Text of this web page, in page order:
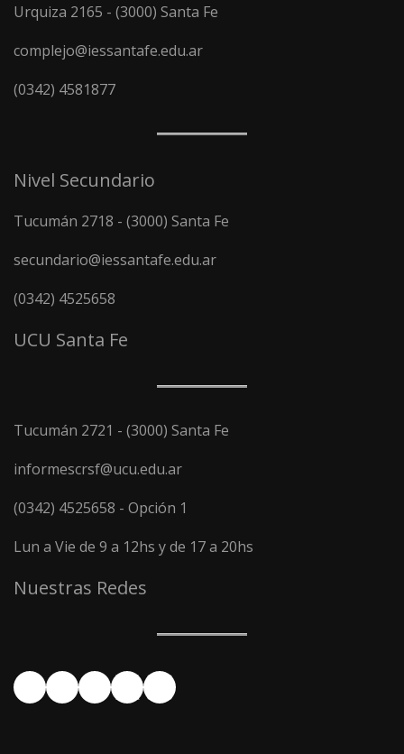
Urquiza 2165 - (3000) Santa Fe
complejo@iessantafe.edu.ar
(0342) 4581877
Nivel Secundario
Tucumán 2718 - (3000) Santa Fe
secundario@iessantafe.edu.ar
(0342) 4525658
UCU Santa Fe
Tucumán 2721 - (3000) Santa Fe
informescrsf@ucu.edu.ar
(0342) 4525658 - Opción 1
Lun a Vie de 9 a 12hs y de 17 a 20hs
Nuestras Redes
Facebook
YouTube
Instagram
X LinkedIn